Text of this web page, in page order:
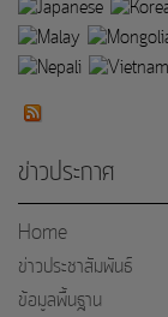
ข่าวประกาศ
Home
ข่าวประชาสัมพันธ์
ข้อมูลพื้นฐาน